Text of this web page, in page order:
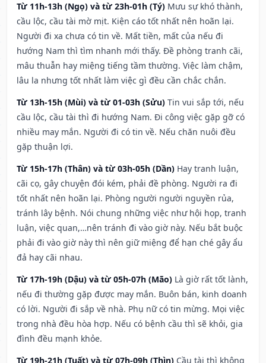
Từ 11h-13h (Ngọ) và từ 23h-01h (Tý) Mưu sự khó thành,
cầu lộc, cầu tài mờ mịt. Kiện cáo tốt nhất nên hoãn lại.
Người đi xa chưa có tin về. Mất tiền, mất của nếu đi
hướng Nam thì tìm nhanh mới thấy. Đề phòng tranh cãi,
mâu thuẫn hay miệng tiếng tầm thường. Việc làm chậm,
lâu la nhưng tốt nhất làm việc gì đều cần chắc chắn.
Từ 13h-15h (Mùi) và từ 01-03h (Sửu) Tin vui sắp tới, nếu
cầu lộc, cầu tài thì đi hướng Nam. Đi công việc gặp gỡ có
nhiều may mắn. Người đi có tin về. Nếu chăn nuôi đều
gặp thuận lợi.
Từ 15h-17h (Thân) và từ 03h-05h (Dần) Hay tranh luận,
cãi cọ, gây chuyện đói kém, phải đề phòng. Người ra đi
tốt nhất nên hoãn lại. Phòng người người nguyền rủa,
tránh lây bệnh. Nói chung những việc như hội họp, tranh
luận, việc quan,…nên tránh đi vào giờ này. Nếu bắt buộc
phải đi vào giờ này thì nên giữ miệng để hạn ché gây ẩu
đả hay cãi nhau.
Từ 17h-19h (Dậu) và từ 05h-07h (Mão) Là giờ rất tốt lành,
nếu đi thường gặp được may mắn. Buôn bán, kinh doanh
có lời. Người đi sắp về nhà. Phụ nữ có tin mừng. Mọi việc
trong nhà đều hòa hợp. Nếu có bệnh cầu thì sẽ khỏi, gia
đình đều mạnh khỏe.
Từ 19h-21h (Tuất) và từ 07h-09h (Thìn) Cầu tài thì không